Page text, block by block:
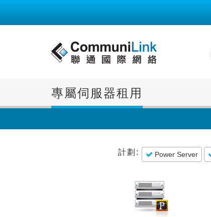
專屬伺服器租用
計劃: Power Server